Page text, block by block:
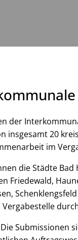
der
insgesamt 20
im
die Städte Bad
Friedewald,
Die Submissionen